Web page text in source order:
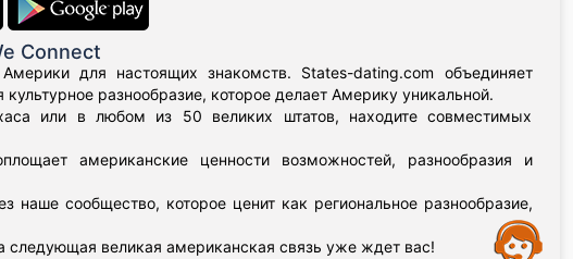
Connect
для настоящих знакомств. States-dating.com объединяет
разнообразие, которое делает Америку уникальной.
или в любом из 50 великих штатов, находите совместимых
американские ценности возможностей, разнообразия и
сообщество, которое ценит как региональное разнообразие,
великая американская связь уже ждет вас!